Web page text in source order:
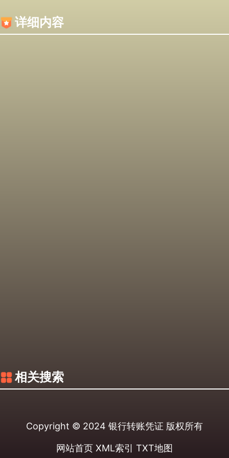
详细内容
相关搜索
Copyright © 2024 银行转账凭证 版权所有
网站首页 XML索引 TXT地图